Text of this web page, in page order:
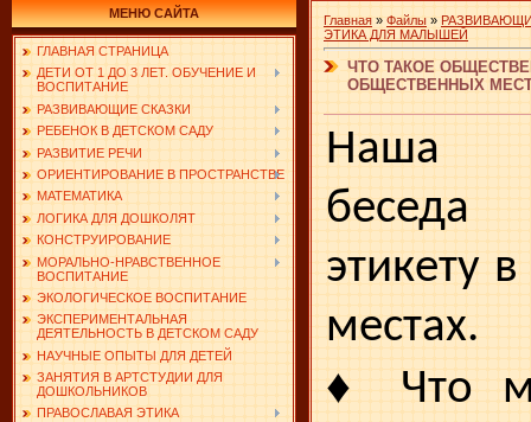
МЕНЮ САЙТА
ГЛАВНАЯ СТРАНИЦА
ДЕТИ ОТ 1 ДО 3 ЛЕТ. ОБУЧЕНИЕ И
ВОСПИТАНИЕ
РАЗВИВАЮЩИЕ СКАЗКИ
РЕБЕНОК В ДЕТСКОМ САДУ
РАЗВИТИЕ РЕЧИ
ОРИЕНТИРОВАНИЕ В ПРОСТРАНСТВЕ
МАТЕМАТИКА
ЛОГИКА ДЛЯ ДОШКОЛЯТ
КОНСТРУИРОВАНИЕ
МОРАЛЬНО-НРАВСТВЕННОЕ
ВОСПИТАНИЕ
ЭКОЛОГИЧЕСКОЕ ВОСПИТАНИЕ
ЭКСПЕРИМЕНТАЛЬНАЯ
ДЕЯТЕЛЬНОСТЬ В ДЕТСКОМ САДУ
НАУЧНЫЕ ОПЫТЫ ДЛЯ ДЕТЕЙ
ЗАНЯТИЯ В АРТСТУДИИ ДЛЯ
ДОШКОЛЬНИКОВ
ПРАВОСЛАВАЯ ЭТИКА
Главная » Файлы »
ЭТИКА ДЛЯ МАЛЫШЕЙ
ЧТО ТАКОЕ
ОБЩЕСТВЕННЫХ
Наша
этикету
местах.
♦
Что